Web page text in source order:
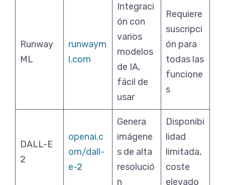
Runway
ML
runwaym
l.com
Integraci
ón con
varios
modelos
de IA,
fácil de
usar
Requiere
suscripci
ón para
todas las
funcione
s
DALL-E
2
openai.c
om/dall-
e-2
Genera
imágene
s de alta
resolució
n
Disponibi
lidad
limitada,
coste
elevado